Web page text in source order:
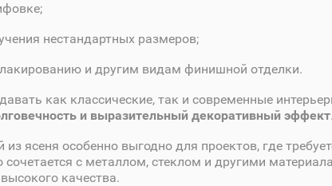
нестандартных размеров;
и другим видам финишной отделки.
как классические, так и современные
и выразительный декоративный эффект.
ясеня особенно выгодно для проектов, где
сочетается с металлом, стеклом и другими
качества.